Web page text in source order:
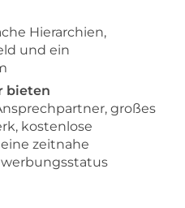
Hierarchien,
und ein
bieten
großes
kostenlose
zeitnahe